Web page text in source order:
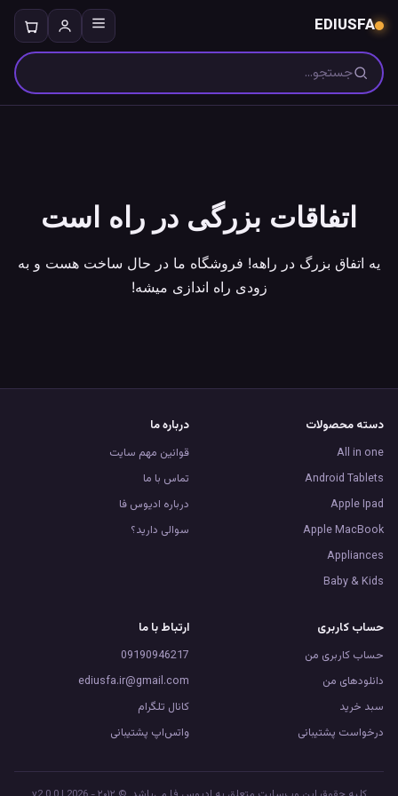
EDIUSFA
جستجو
اتفاقات بزرگی در راه است
یه اتفاق بزرگ در راهه! فروشگاه ما در حال ساخت هست و به
زودی راه اندازی میشه!
دسته محصولات
All in one
Android Tablets
Apple Ipad
Apple MacBook
Appliances
Baby & Kids
درباره ما
قوانین مهم سایت
تماس با ما
درباره ادیوس فا
سوالی دارید؟
حساب کاربری
حساب کاربری من
دانلود‌های من
سبد خرید
درخواست پشتیبانی
ارتباط با ما
09190946217
ediusfa.ir@gmail.com
کانال تلگرام
واتس‌اپ پشتیبانی